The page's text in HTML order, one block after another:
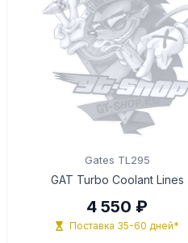
Gates TL295
GAT Turbo Coolant Lines
4 550 ₽
Поставка 35-60 дней*